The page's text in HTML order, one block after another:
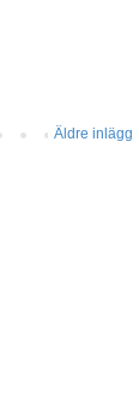
Äldre inlägg